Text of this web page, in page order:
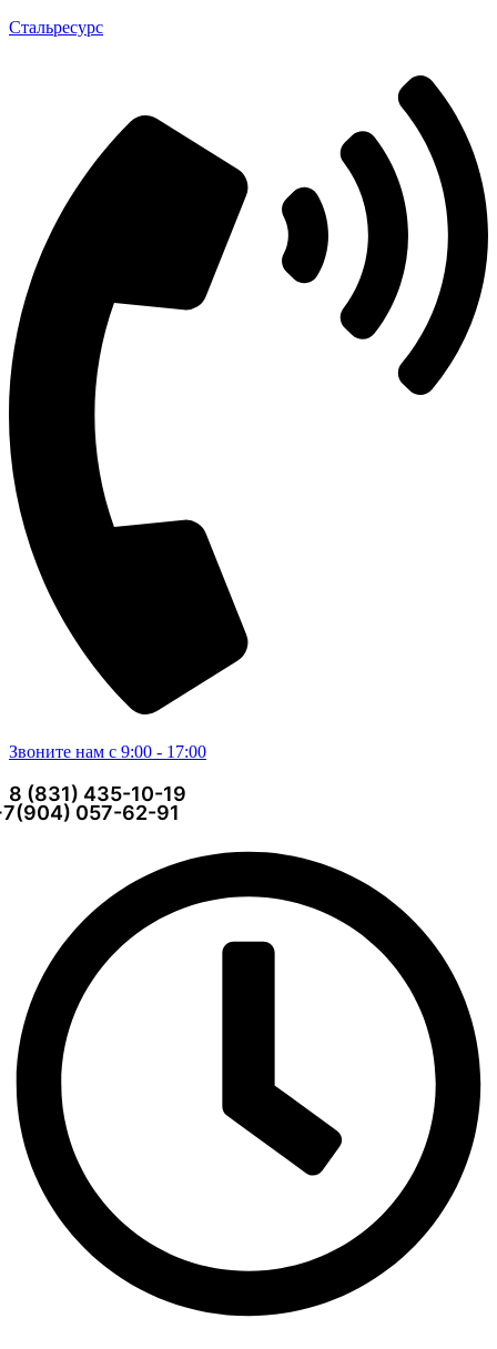
Стальресурс
Звоните нам с 9:00 - 17:00
8 (831) 435-10-19
057-62-91